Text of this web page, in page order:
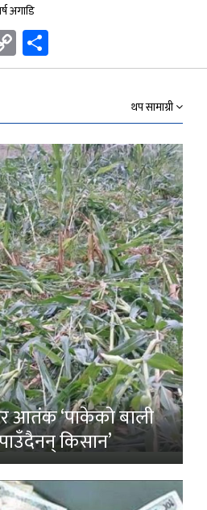
अगाडि
Copy
Link
थप सामाग्री
आतंक ‘पाकेको बाली
किसान’